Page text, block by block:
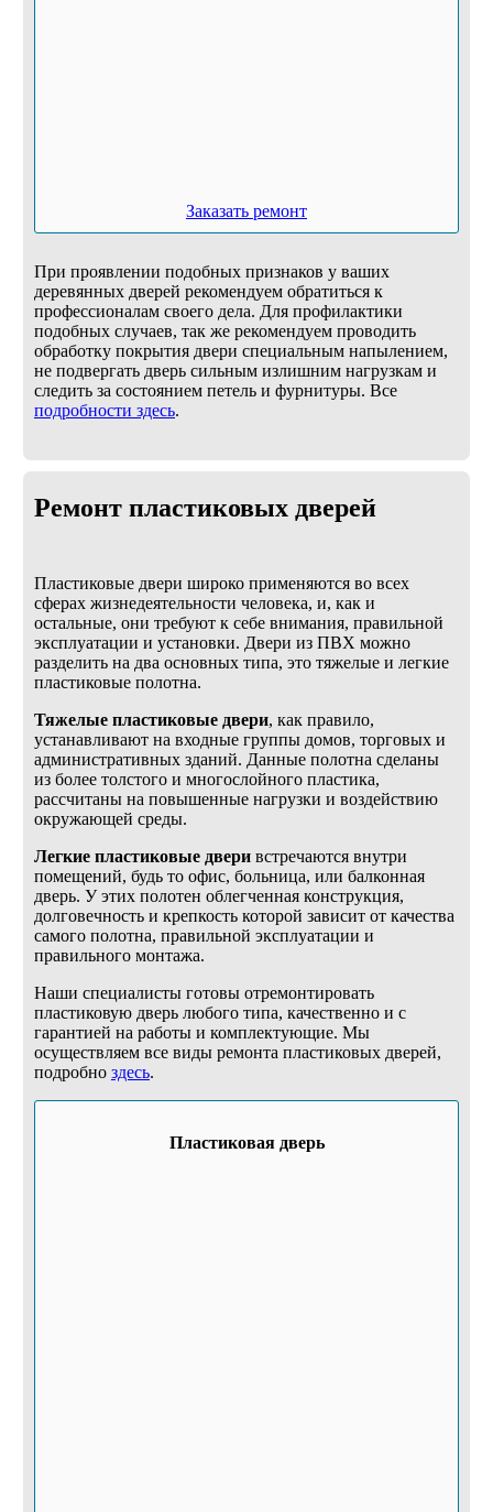
Заказать ремонт
При проявлении подобных признаков у ваших
деревянных дверей рекомендуем обратиться к
профессионалам своего дела. Для профилактики
подобных случаев, так же рекомендуем проводить
обработку покрытия двери специальным напылением,
не подвергать дверь сильным излишним нагрузкам и
следить за состоянием петель и фурнитуры. Все
подробности здесь.
Ремонт пластиковых дверей
Пластиковые двери широко применяются во всех
сферах жизнедеятельности человека, и, как и
остальные, они требуют к себе внимания, правильной
эксплуатации и установки. Двери из ПВХ можно
разделить на два основных типа, это тяжелые и легкие
пластиковые полотна.
Тяжелые пластиковые двери, как правило,
устанавливают на входные группы домов, торговых и
административных зданий. Данные полотна сделаны
из более толстого и многослойного пластика,
рассчитаны на повышенные нагрузки и воздействию
окружающей среды.
Легкие пластиковые дверивстречаются внутри
помещений, будь то офис, больница, или балконная
дверь. У этих полотен облегченная конструкция,
долговечность и крепкость которой зависит от качества
самого полотна, правильной эксплуатации и
правильного монтажа.
Наши специалисты готовы отремонтировать
пластиковую дверь любого типа, качественно и с
гарантией на работы и комплектующие. Мы
осуществляем все виды ремонта пластиковых дверей,
подробно здесь.
Пластиковая дверь